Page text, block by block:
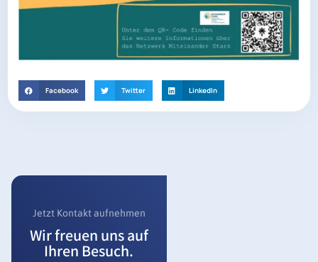
Facebook Twitter LinkedIn
Jetzt Kontakt aufnehmen
Wir freuen uns auf
Ihren Besuch.